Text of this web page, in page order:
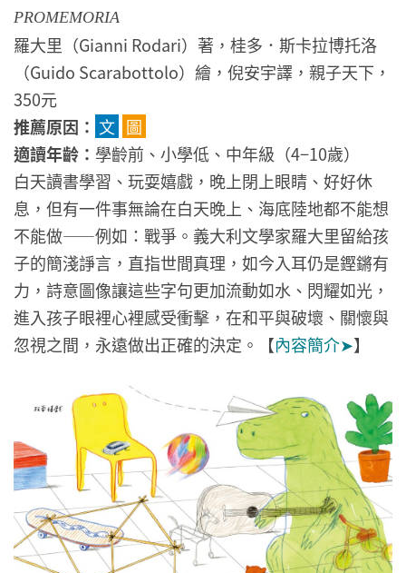
PROMEMORIA
羅大里（Gianni Rodari）著，桂多．斯卡拉博托洛
（Guido Scarabottolo）繪，倪安宇譯，親子天下，
350元
推薦原因： 文 圖
適讀年齡： 學齡前、小學低、中年級（4−10歲）
白天讀書學習、玩耍嬉戲，晚上閉上眼睛、好好休
息，但有一件事無論在白天晚上、海底陸地都不能想
不能做——例如：戰爭。義大利文學家羅大里留給孩
子的簡淺諍言，直指世間真理，如今入耳仍是鏗鏘有
力，詩意圖像讓這些字句更加流動如水、閃耀如光，
進入孩子眼裡心裡感受衝擊，在和平與破壞、關懷與
忽視之間，永遠做出正確的決定。【內容簡介➤】